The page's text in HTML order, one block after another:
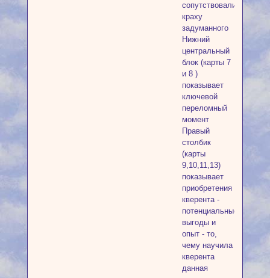
сопутствовали
краху
задуманного
Нижний
центральный
блок (карты 7
и 8 )
показывает
ключевой
переломный
момент
Правый
столбик
(карты
9,10,11,13)
показывает
приобретения
кверента -
потенциальные
выгоды и
опыт - то,
чему научила
кверента
данная